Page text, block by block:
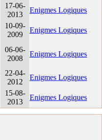
17-06-
2013
Enigmes Logiques
10-09-
2009
Enigmes Logiques
06-06-
2008
Enigmes Logiques
22-04-
2012
Enigmes Logiques
15-08-
2013
Enigmes Logiques